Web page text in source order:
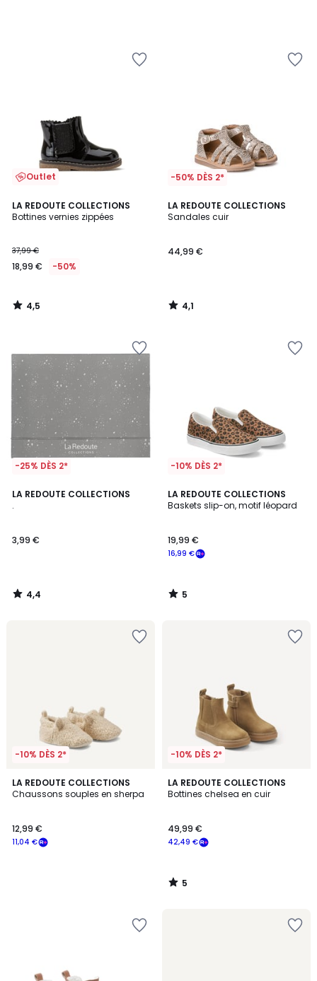
Outlet
LA REDOUTE COLLECTIONS
Bottines vernies zippées
37,99 €
18,99 € -50%
4,5
/ 5
4,5
/
-50% DÈS 2*
LA REDOUTE COLLECTIONS
Sandales cuir
44,99 €
4,1
/ 5
4,1
/
-25% DÈS 2*
LA REDOUTE COLLECTIONS
.
3,99 €
4,4
4,4
/
-10% DÈS 2*
LA REDOUTE COLLECTIONS
Baskets slip-on, motif léopard
16,99 €
19,99 €
5
/
5
/
-10% DÈS 2*
LA REDOUTE COLLECTIONS
Chaussons souples en sherpa
11,04 €
12,99 €
-10% DÈS 2*
LA REDOUTE COLLECTIONS
Bottines chelsea en cuir
42,49 €
49,99 €
5
/
5
/